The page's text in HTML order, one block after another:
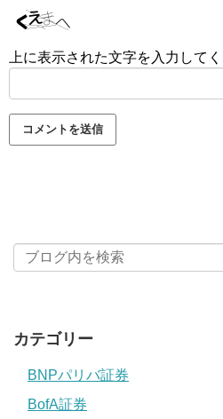
上に表示された文字を入力してく
カテゴリー
BNPパリバ証券
BofA証券